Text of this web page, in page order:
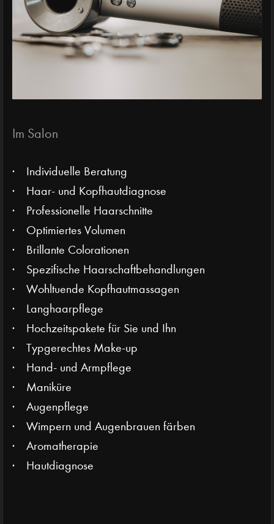
Im Salon
Individuelle Beratung
Haar- und Kopfhautdiagnose
Professionelle Haarschnitte
Optimiertes Volumen
Brillante Colorationen
Spezifische Haarschaftbehandlungen
Wohltuende Kopfhautmassagen
Langhaarpflege
Hochzeitspakete für Sie und Ihn
Typgerechtes Make-up
Hand- und Armpflege
Maniküre
Augenpflege
Wimpern und Augenbrauen färben
Aromatherapie
Hautdiagnose